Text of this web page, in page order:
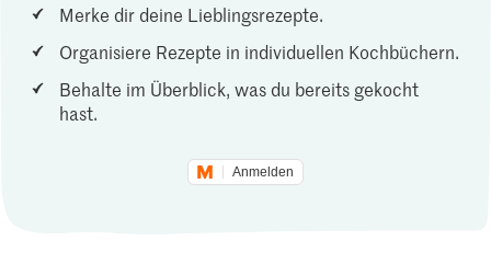
Merke dir deine Lieblingsrezepte.
Organisiere Rezepte in individuellen Kochbüchern.
Behalte im Überblick, was du bereits gekocht
hast.
Anmelden